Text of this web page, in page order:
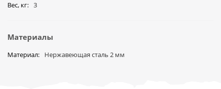
Вес, кг 3
Материалы
Материал Нержавеющая сталь 2 мм